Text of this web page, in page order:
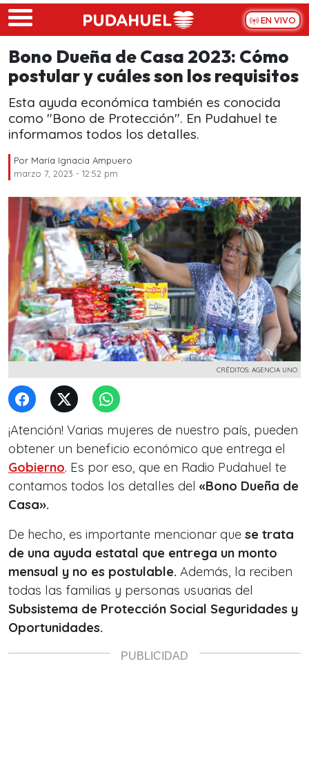
Skip to main content
EN VIVO
Bono Dueña de Casa 2023: Cómo
postular y cuáles son los requisitos
Esta ayuda económica también es conocida
como "Bono de Protección". En Pudahuel te
informamos todos los detalles.
Por María Ignacia Ampuero
marzo 7, 2023 - 12:52 pm
CRÉDITOS: AGENCIA UNO
¡Atención! Varias mujeres de nuestro país, pueden
obtener un beneficio económico que entrega el
Gobierno. Es por eso, que en Radio Pudahuel te
contamos todos los detalles del «Bono Dueña de
Casa».
De hecho, es importante mencionar que se trata
de una ayuda estatal que entrega un monto
mensual y no es postulable. Además, la reciben
todas las familias y personas usuarias del
Subsistema de Protección Social Seguridades y
Oportunidades.